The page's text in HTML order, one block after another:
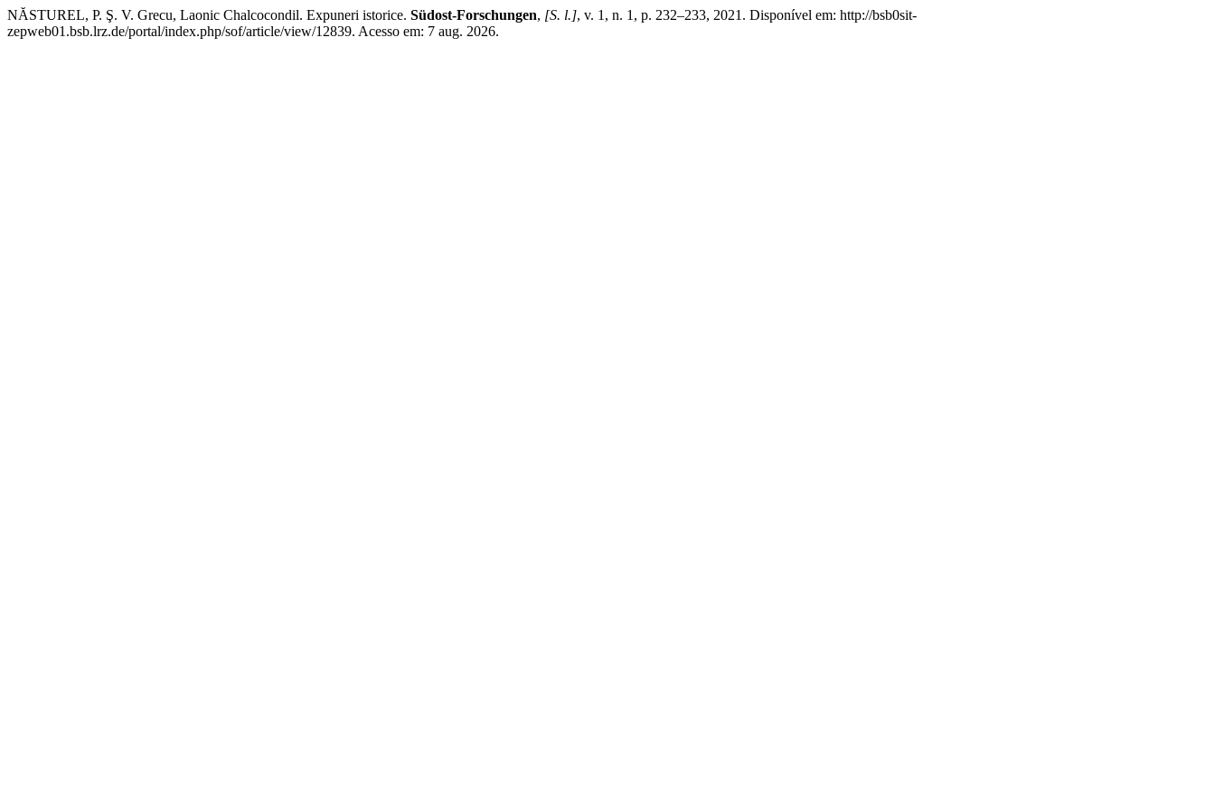
NĂSTUREL, P. Ş. V. Grecu, Laonic Chalcocondil. Expuneri istorice. Südost-Forschungen, [S. l.], v. 1, n. 1, p. 232–233, 2021. Disponível em: http://bsb0sit-
zepweb01.bsb.lrz.de/portal/index.php/sof/article/view/12839. Acesso em: 7 aug. 2026.